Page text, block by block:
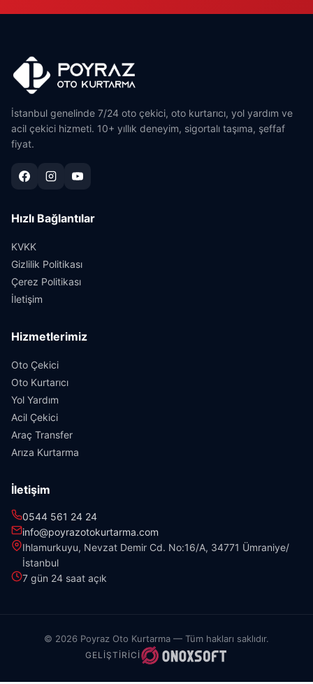
İstanbul genelinde 7/24 oto çekici, oto kurtarıcı, yol yardım ve
acil çekici hizmeti. 10+ yıllık deneyim, sigortalı taşıma, şeffaf
fiyat.
Hızlı Bağlantılar
KVKK
Gizlilik Politikası
Çerez Politikası
İletişim
Hizmetlerimiz
Oto Çekici
Oto Kurtarıcı
Yol Yardım
Acil Çekici
Araç Transfer
Arıza Kurtarma
İletişim
0544 561 24 24
info@poyrazotokurtarma.com
Ihlamurkuyu, Nevzat Demir Cd. No:16/A, 34771 Ümraniye/
İstanbul
7 gün 24 saat açık
© 2026 Poyraz Oto Kurtarma — Tüm hakları saklıdır.
GELIŞTIRICI